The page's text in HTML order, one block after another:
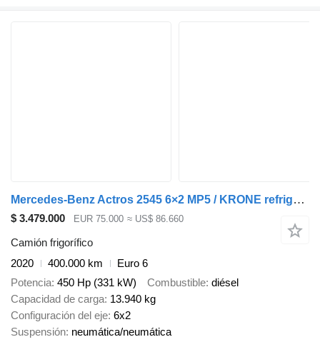
Mercedes-Benz Actros 2545 6×2 MP5 / KRONE refrigerator 18 EPAL / Carrier Supra
$ 3.479.000 EUR 75.000 ≈ US$ 86.660
Camión frigorífico
2020
400.000 km
Euro 6
Potencia 450 Hp (331 kW) Combustible diésel
Capacidad de carga 13.940 kg
Configuración del eje 6x2
Suspensión neumática/neumática